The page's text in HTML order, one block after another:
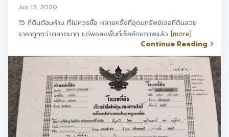
Jun 13, 2020
15 ที่ดินต้อมห้าม ที่ไม่ควรซื้อ หลายครั้งที่อุดมทรัพย์เจอที่ดินสวย
ราคาถูกกว่าตลาดมาก แต่พอลงพื้นที่เช็คศักยภาพแล้ว [more]
Continue Reading